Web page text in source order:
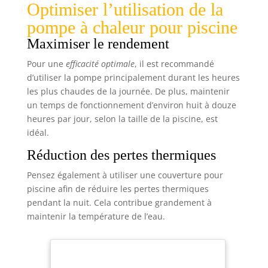
optimal. La taille universelle permet également
d’utiliser ce produit pour diverses applications, y
compris les housses de climatiseur extérieur.
Facile à Entretenir : Cette housse pompe à chaleur
piscine est résistante à la corrosion et facile à
nettoyer. Vous pouvez la laver en machine ou à la
main, ou simplement l’essuyer avec un chiffon
humide. Cela garantit que la housse conserve son
aspect frais et fonctionne efficacement pendant de
nombreuses saisons. Utilisation Pratique : Que ce
soit pour votre housse climatiseur extérieur ou
votre copertura condizionatore esterno, ce
produit est conçu pour une utilisation tout au
long de l’année. Protégez votre investissement
est à votre disposition.
Optimiser l’utilisation de la
pompe à chaleur pour piscine
Maximiser le rendement
Pour une efficacité optimale, il est recommandé
d’utiliser la pompe principalement durant les heures
les plus chaudes de la journée. De plus, maintenir
un temps de fonctionnement d’environ huit à douze
heures par jour, selon la taille de la piscine, est
idéal.
Réduction des pertes thermiques
Pensez également à utiliser une couverture pour
piscine afin de réduire les pertes thermiques
pendant la nuit. Cela contribue grandement à
maintenir la température de l’eau.